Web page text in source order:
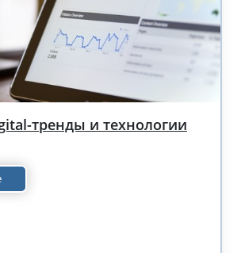
тренды и технологии